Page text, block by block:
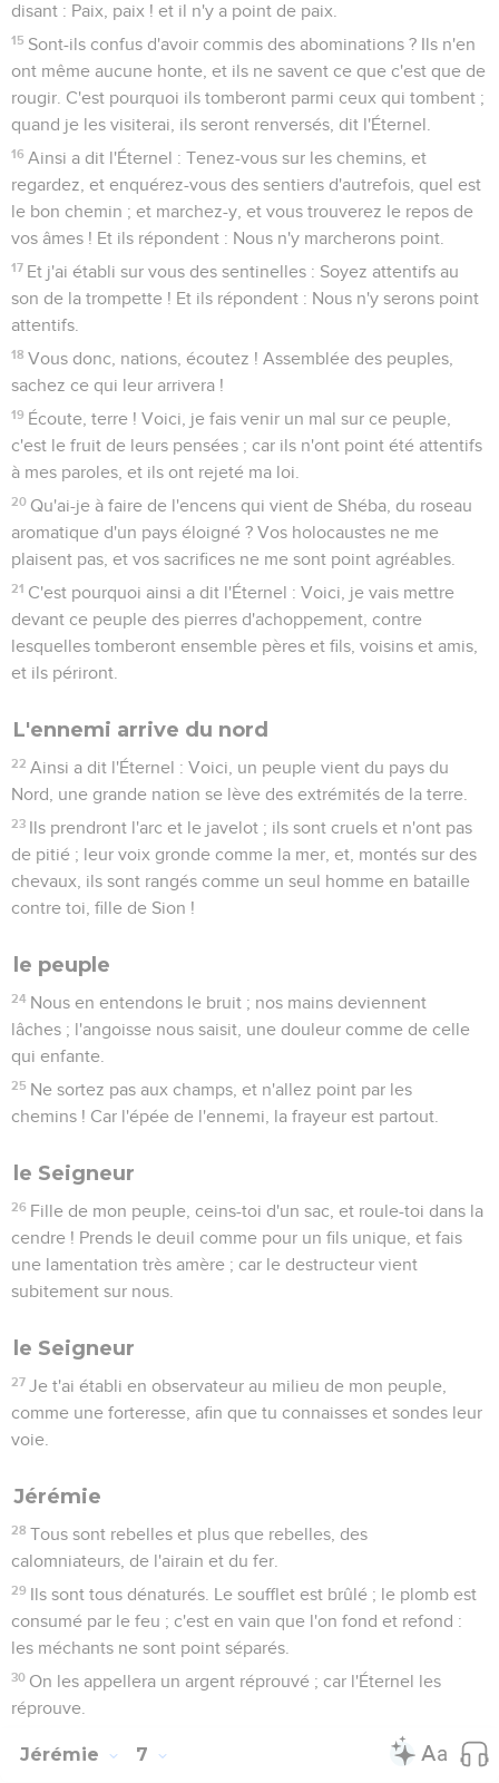
disant : Paix, paix ! et il n'y a point de paix.
15 Sont-ils confus d'avoir commis des abominations ? Ils n'en
ont même aucune honte, et ils ne savent ce que c'est que de
rougir. C'est pourquoi ils tomberont parmi ceux qui tombent ;
quand je les visiterai, ils seront renversés, dit l'Éternel.
16 Ainsi a dit l'Éternel : Tenez-vous sur les chemins, et
regardez, et enquérez-vous des sentiers d'autrefois, quel est
le bon chemin ; et marchez-y, et vous trouverez le repos de
vos âmes ! Et ils répondent : Nous n'y marcherons point.
17 Et j'ai établi sur vous des sentinelles : Soyez attentifs au
son de la trompette ! Et ils répondent : Nous n'y serons point
attentifs.
18 Vous donc, nations, écoutez ! Assemblée des peuples,
sachez ce qui leur arrivera !
19 Écoute, terre ! Voici, je fais venir un mal sur ce peuple,
c'est le fruit de leurs pensées ; car ils n'ont point été attentifs
à mes paroles, et ils ont rejeté ma loi.
20 Qu'ai-je à faire de l'encens qui vient de Shéba, du roseau
aromatique d'un pays éloigné ? Vos holocaustes ne me
plaisent pas, et vos sacrifices ne me sont point agréables.
21 C'est pourquoi ainsi a dit l'Éternel : Voici, je vais mettre
devant ce peuple des pierres d'achoppement, contre
lesquelles tomberont ensemble pères et fils, voisins et amis,
et ils périront.
L'ennemi arrive du nord
22 Ainsi a dit l'Éternel : Voici, un peuple vient du pays du
Nord, une grande nation se lève des extrémités de la terre.
23 Ils prendront l'arc et le javelot ; ils sont cruels et n'ont pas
de pitié ; leur voix gronde comme la mer, et, montés sur des
chevaux, ils sont rangés comme un seul homme en bataille
contre toi, fille de Sion !
le peuple
24 Nous en entendons le bruit ; nos mains deviennent
lâches ; l'angoisse nous saisit, une douleur comme de celle
qui enfante.
25 Ne sortez pas aux champs, et n'allez point par les
chemins ! Car l'épée de l'ennemi, la frayeur est partout.
le Seigneur
26 Fille de mon peuple, ceins-toi d'un sac, et roule-toi dans la
cendre ! Prends le deuil comme pour un fils unique, et fais
une lamentation très amère ; car le destructeur vient
subitement sur nous.
le Seigneur
27 Je t'ai établi en observateur au milieu de mon peuple,
comme une forteresse, afin que tu connaisses et sondes leur
voie.
Jérémie
28 Tous sont rebelles et plus que rebelles, des
calomniateurs, de l'airain et du fer.
29 Ils sont tous dénaturés. Le soufflet est brûlé ; le plomb est
consumé par le feu ; c'est en vain que l'on fond et refond :
les méchants ne sont point séparés.
30 On les appellera un argent réprouvé ; car l'Éternel les
réprouve.
Jérémie 7